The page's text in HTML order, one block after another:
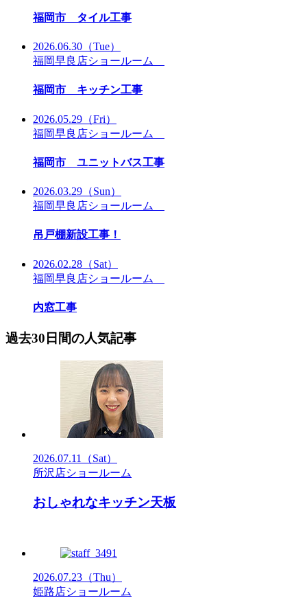
福岡市 タイル工事
2026.06.30 （Tue）
福岡早良店ショールーム
福岡市 キッチン工事
2026.05.29 （Fri）
福岡早良店ショールーム
福岡市 ユニットバス工事
2026.03.29 （Sun）
福岡早良店ショールーム
吊戸棚新設工事！
2026.02.28 （Sat）
福岡早良店ショールーム
内窓工事
過去30日間の人気記事
2026.07.11
（Sat）
所沢店ショールーム
おしゃれなキッチン天板
2026.07.23 （Thu）
姫路店ショールーム